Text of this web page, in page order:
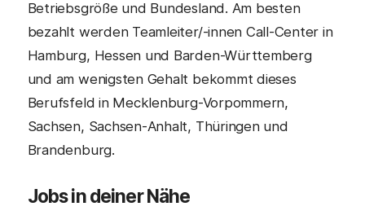
Betriebsgröße und Bundesland. Am besten
bezahlt werden Teamleiter/-innen Call-Center in
Hamburg, Hessen und Barden-Württemberg
und am wenigsten Gehalt bekommt dieses
Berufsfeld in Mecklenburg-Vorpommern,
Sachsen, Sachsen-Anhalt, Thüringen und
Brandenburg.
Jobs in deiner Nähe